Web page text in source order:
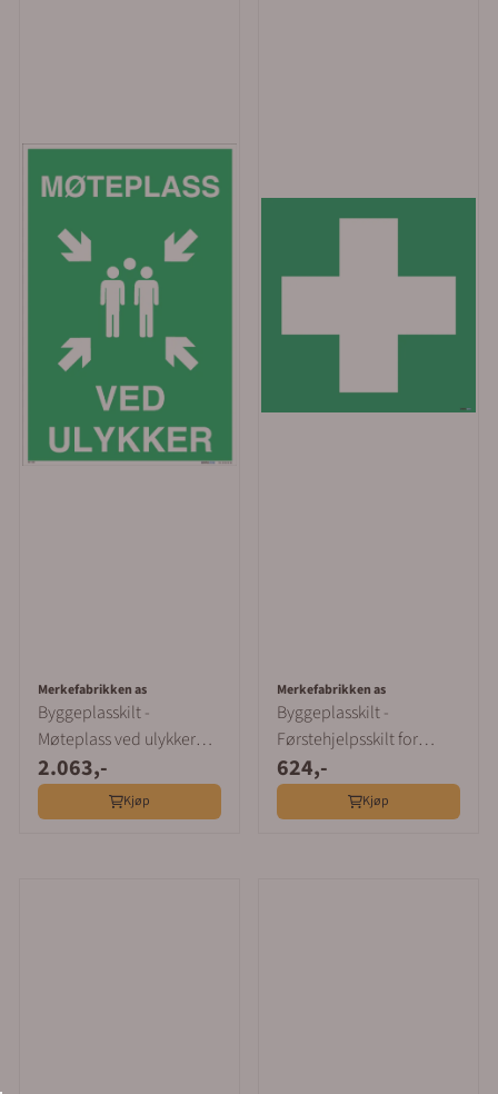
Merkefabrikken as
Byggeplasskilt -
Møteplass ved ulykker
400x600mm
2.063,-
Kjøp
Merkefabrikken as
Byggeplasskilt -
Førstehjelpsskilt for
byggeplasser
500x500mm
624,-
Kjøp